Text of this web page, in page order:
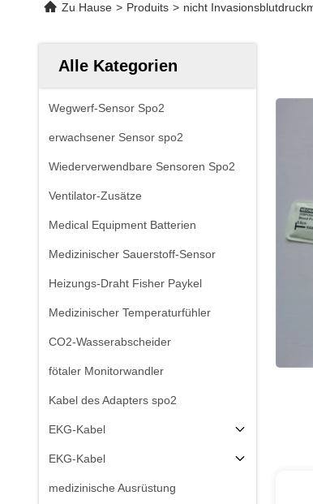
Zu Hause > Produits > nicht
Alle Kategorien
Wegwerf-Sensor Spo2
erwachsener Sensor spo2
Wiederverwendbare Sensoren Spo2
Ventilator-Zusätze
Medical Equipment Batterien
Medizinischer Sauerstoff-Sensor
Heizungs-Draht Fisher Paykel
Medizinischer Temperaturfühler
CO2-Wasserabscheider
fötaler Monitorwandler
Kabel des Adapters spo2
EKG-Kabel
EKG-Kabel
medizinische Ausrüstung